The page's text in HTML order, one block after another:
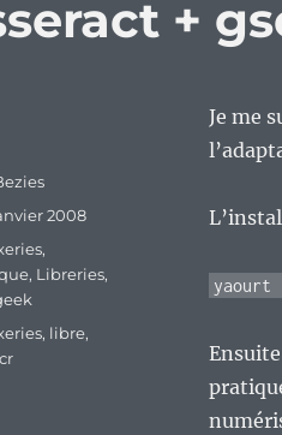
+
Je me
yaourt
2008
,
, Libreries,
, libre,